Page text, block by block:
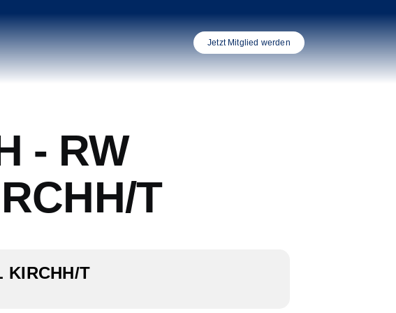
Jetzt Mitglied werden
- RW
T
KIRCHH/T